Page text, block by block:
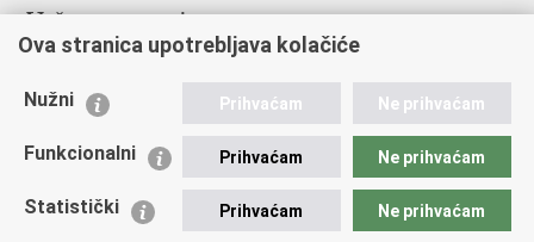
Važne poveznice
Ministarstvo unutarnjih poslova
Udruge
Policijska akademija
Zaklada policijske solidarnosti
Ova stranica upotrebljava kolačiće
Nužni Prihvaćam Ne prihvaćam
Funkcionalni Prihvaćam Ne prihvaćam
Statistički Prihvaćam Ne prihvaćam